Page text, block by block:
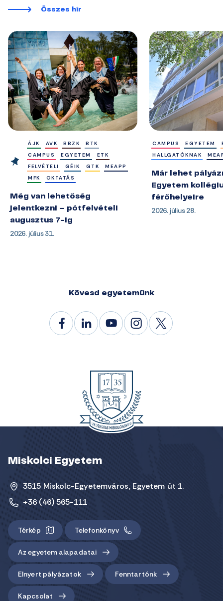
Összes hír
ÁJK AVK BBZK
BTK
CAMPUS
EGYETEM
ETK
FELVÉTELI
GÉIK GTK
MEAPP
MFK
OKTATÁS
Még van lehetőség
jelentkezni – pótfelvételi
augusztus 7-ig
2026. július 31.
CAMPUS EGYETEM
HALLGATÓKNAK
Már lehet
Egyetem
férőhelyeire
2026. július 28.
Kövesd egyetemünk
Miskolci Egyetem
3515 Miskolc-Egyetemváros, Egyetem út 1.
+36 (46) 565-111
Térkép Telefonkönyv
Az egyetem alapadatai
Elnyert pályázatok Fenntartónk
Kapcsolat